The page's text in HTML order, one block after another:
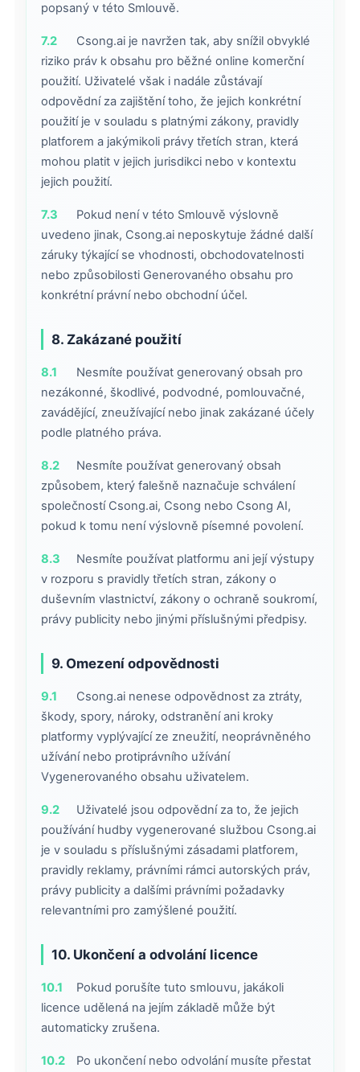
popsaný v této Smlouvě.
7.2
Csong.ai je navržen tak, aby snížil obvyklé
riziko práv k obsahu pro běžné online komerční
použití. Uživatelé však i nadále zůstávají
odpovědní za zajištění toho, že jejich konkrétní
použití je v souladu s platnými zákony, pravidly
platforem a jakýmikoli právy třetích stran, která
mohou platit v jejich jurisdikci nebo v kontextu
jejich použití.
7.3
Pokud není v této Smlouvě výslovně
uvedeno jinak, Csong.ai neposkytuje žádné další
záruky týkající se vhodnosti, obchodovatelnosti
nebo způsobilosti Generovaného obsahu pro
konkrétní právní nebo obchodní účel.
8. Zakázané použití
8.1
Nesmíte používat generovaný obsah pro
nezákonné, škodlivé, podvodné, pomlouvačné,
zavádějící, zneužívající nebo jinak zakázané účely
podle platného práva.
8.2
Nesmíte používat generovaný obsah
způsobem, který falešně naznačuje schválení
společností Csong.ai, Csong nebo Csong AI,
pokud k tomu není výslovně písemné povolení.
8.3
Nesmíte používat platformu ani její výstupy
v rozporu s pravidly třetích stran, zákony o
duševním vlastnictví, zákony o ochraně soukromí,
právy publicity nebo jinými příslušnými předpisy.
9. Omezení odpovědnosti
9.1
Csong.ai nenese odpovědnost za ztráty,
škody, spory, nároky, odstranění ani kroky
platformy vyplývající ze zneužití, neoprávněného
užívání nebo protiprávního užívání
Vygenerovaného obsahu uživatelem.
9.2
Uživatelé jsou odpovědní za to, že jejich
používání hudby vygenerované službou Csong.ai
je v souladu s příslušnými zásadami platforem,
pravidly reklamy, právními rámci autorských práv,
právy publicity a dalšími právními požadavky
relevantními pro zamýšlené použití.
10. Ukončení a odvolání licence
10.1
Pokud porušíte tuto smlouvu, jakákoli
licence udělená na jejím základě může být
automaticky zrušena.
10.2
Po ukončení nebo odvolání musíte přestat